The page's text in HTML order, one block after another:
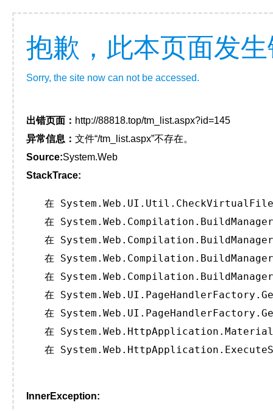
抱歉，此本页面发
Sorry, the site now can not be accessed.
出错页面： http://88818.top/tm_list.aspx?id=145
异常信息： 文件“/tm_list.aspx”不存在。
Source:System.Web
StackTrace:
在
在
在
在
在
在
在
在
在
InnerException: